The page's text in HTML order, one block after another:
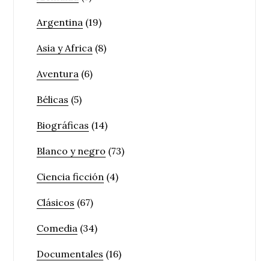
Argentina (19)
Asia y Africa (8)
Aventura (6)
Bélicas (5)
Biográficas (14)
Blanco y negro (73)
Ciencia ficción (4)
Clásicos (67)
Comedia (34)
Documentales (16)